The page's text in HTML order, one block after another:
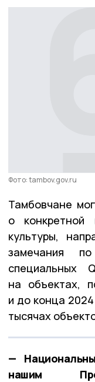
Фото: tambov.gov.ru
Тамбовчане
о
культуры,
замечания
специальных
на объектах,
и до конца
тысячах
—
нашим